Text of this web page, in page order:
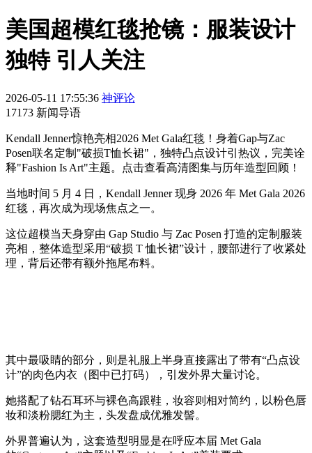
美国超模红毯抢镜：服装设计
独特 引人关注
2026-05-11 17:55:36 神评论
17173 新闻导语
Kendall Jenner惊艳亮相2026 Met Gala红毯！身着Gap与Zac
Posen联名定制"破损T恤长裙"，独特凸点设计引热议，完美诠
释"Fashion Is Art"主题。点击查看高清图集与历年造型回顾！
当地时间 5 月 4 日，Kendall Jenner 现身 2026 年 Met Gala 2026
红毯，再次成为现场焦点之一。
这位超模当天身穿由 Gap Studio 与 Zac Posen 打造的定制服装
亮相，整体造型采用“破损 T 恤长裙”设计，腰部进行了收紧处
理，背后还带有额外拖尾布料。
其中最吸睛的部分，则是礼服上半身直接露出了带有“凸点设
计”的肉色内衣（图中已打码），引发外界大量讨论。
她搭配了钻石耳环与裸色高跟鞋，妆容则相对简约，以粉色唇
妆和淡粉腮红为主，头发盘成优雅发髻。
外界普遍认为，这套造型明显是在呼应本届 Met Gala